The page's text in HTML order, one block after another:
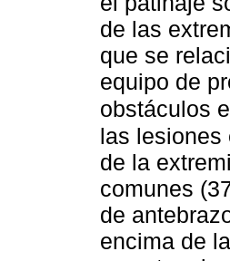
de las
que se
equipo de
obstáculos
las lesiones
de la
comunes
de
encima de